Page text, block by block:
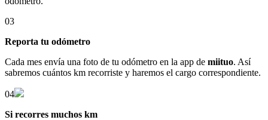
03
Reporta tu odómetro
Cada mes envía una foto de tu odómetro en la app de miituo. Así
sabremos cuántos km recorriste y haremos el cargo correspondiente.
04
Si recorres muchos km